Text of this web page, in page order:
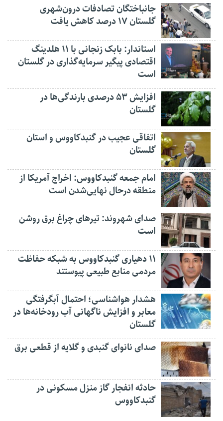
جانباختگان تصادفات درون‌شهری
گلستان ۱۷ درصد کاهش یافت
استاندار: بابک زنجانی با ۱۱ هلدینگ
اقتصادی پیگیر سرمایه‌گذاری در گلستان
است
افزایش ۵۳ درصدی بارندگی‌ها در
گلستان
اتفاقی عجیب در‌ گنبدکاووس و استان
گلستان
امام جمعه گنبدکاووس: اخراج آمریکا از
منطقه درحال نهایی‌شدن است
صدای شهروند: تیرهای چراغ برق روشن
است
۱۱ دهیاری گنبدکاووس به شبکه حفاظت
مردمی منابع طبیعی پیوستند
هشدار هواشناسی؛ احتمال آبگرفتگی
معابر و افزایش ناگهانی آب رودخانه‌ها در
گلستان
صدای نانوای گنبدی و گلایه از قطعی برق
حادثه انفجار گاز منزل مسکونی در
گنبدکاووس